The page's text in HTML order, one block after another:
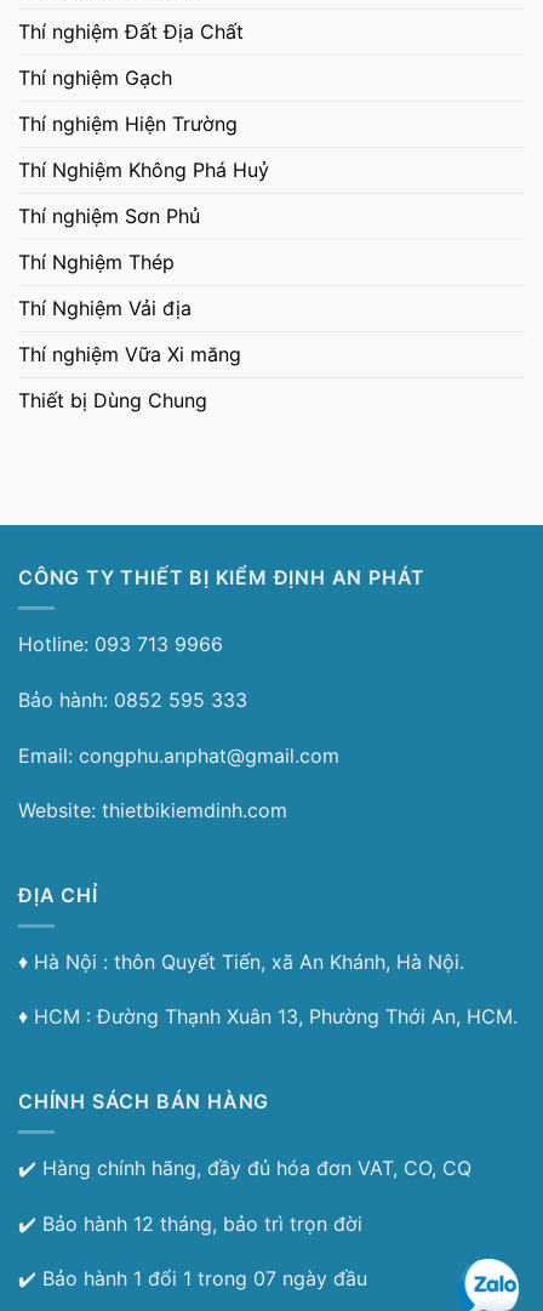
Thí nghiệm Đất Địa Chất
Thí nghiệm Gạch
Thí nghiệm Hiện Trường
Thí Nghiệm Không Phá Huỷ
Thí nghiệm Sơn Phủ
Thí Nghiệm Thép
Thí Nghiệm Vải địa
Thí nghiệm Vữa Xi măng
Thiết bị Dùng Chung
CÔNG TY THIẾT BỊ KIỂM ĐỊNH AN PHÁT
Hotline: 093 713 9966
Bảo hành: 0852 595 333
Email: congphu.anphat@gmail.com
Website: thietbikiemdinh.com
ĐỊA CHỈ
♦︎ Hà Nội : thôn Quyết Tiến, xã An Khánh, Hà Nội.
♦︎ HCM : Đường Thạnh Xuân 13, Phường Thới An, HCM.
CHÍNH SÁCH BÁN HÀNG
✔️ Hàng chính hãng, đầy đủ hóa đơn VAT, CO, CQ
✔️ Bảo hành 12 tháng, bảo trì trọn đời
✔️ Bảo hành 1 đổi 1 trong 07 ngày đầu